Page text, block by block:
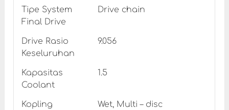
Tipe System
Final Drive
Drive chain
Drive Rasio
Keseluruhan
9.056
Kapasitas
Coolant
1.5
Kopling Wet, Multi – disc